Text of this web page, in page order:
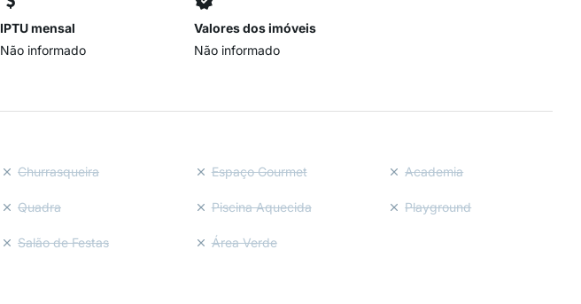
IPTU mensal
Não informado
Valores dos imóveis
Não informado
Churrasqueira Espaço Gourmet Academia
Quadra Piscina Aquecida Playground
Salão de Festas Área Verde